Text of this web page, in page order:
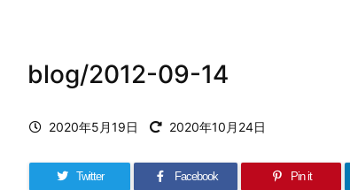
blog/2012-09-14
2020年5月19日 2020年10月24日
Twitter Facebook Pin it